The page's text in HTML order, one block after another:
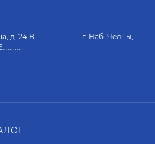
д. 24 В.......................... г. Наб. Челны,